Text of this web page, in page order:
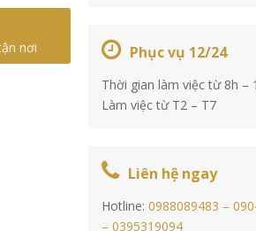
nơi Phục vụ 12/24
Thời gian làm việc từ 8h –
Làm việc từ T2 – T7
Liên hệ ngay
Hotline: 0988089483 –
– 0395319094